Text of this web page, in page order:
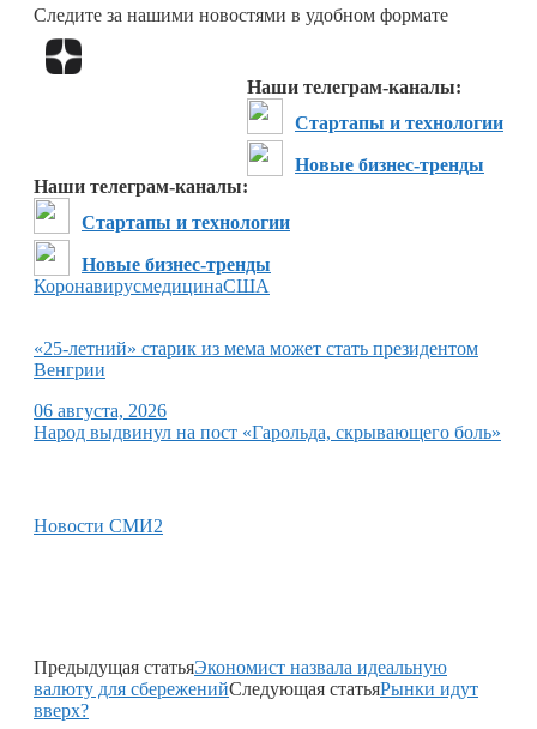
Следите за нашими новостями в удобном формате
Наши телеграм-каналы:
Стартапы и технологии
Новые бизнес-тренды
Наши телеграм-каналы:
Стартапы и технологии
Новые бизнес-тренды
КоронавирусмедицинаСША
«25-летний» старик из мема может стать президентом
Венгрии
06 августа, 2026
Народ выдвинул на пост «Гарольда, скрывающего боль»
Новости СМИ2
Предыдущая статьяЭкономист назвала идеальную
валюту для сбереженийСледующая статьяРынки идут
вверх?